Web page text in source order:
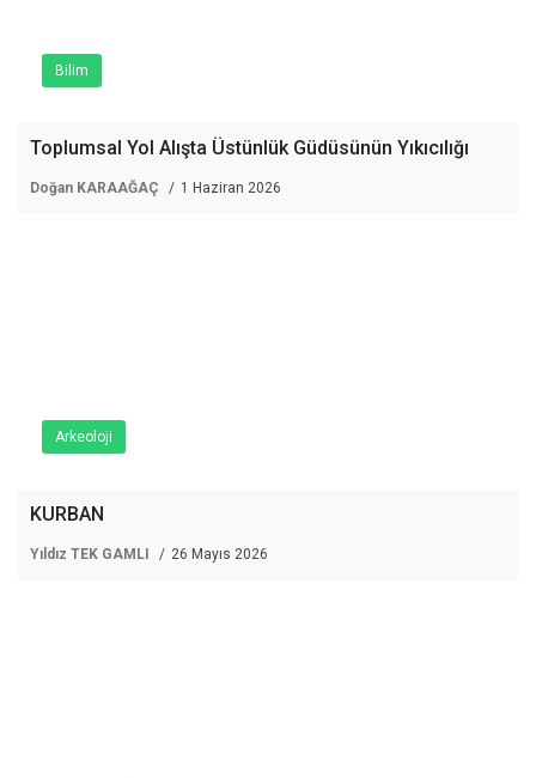
Bilim
Toplumsal Yol Alışta Üstünlük Güdüsünün Yıkıcılığı
Doğan KARAAĞAÇ 1 Haziran 2026
Arkeoloji
KURBAN
Yıldız TEK GAMLI 26 Mayıs 2026